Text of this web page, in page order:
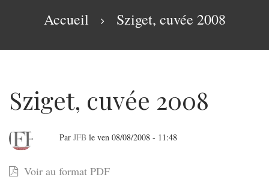
d'ArianeAccueil Sziget, cuvée 2008
Sziget, cuvée 2008
Sziget,
Par JFB le ven 08/08/2008 - 11:48
Voir au format PDF